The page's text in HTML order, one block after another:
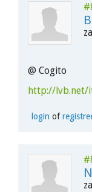
@ Cogito
http://lvb.net/
login of